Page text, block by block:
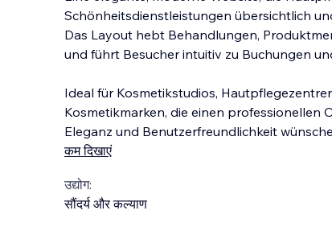
Schönheitsdienstleistungen übersichtlich
Das Layout hebt Behandlungen,
und führt Besucher intuitiv zu Buchungen
Ideal für Kosmetikstudios,
Kosmetikmarken, die einen professionellen
Eleganz und Benutzerfreundlichkeit
कम दिखाएं
उद्योग:
सौंदर्य और कल्याण